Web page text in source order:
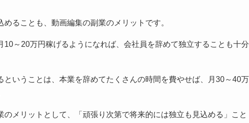
ることも、動画編集の副業のメリットです。
10～20万円稼げるようになれば、会社員を辞めて独立することも十分
ということは、本業を辞めてたくさんの時間を費やせば、月30～40万
のメリットとして、「頑張り次第で将来的には独立も見込める」こと